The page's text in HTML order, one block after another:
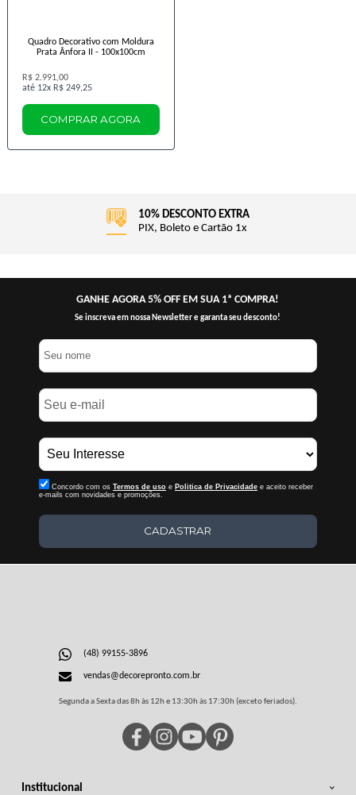
Quadro Decorativo com Moldura
Prata Ânfora II - 100x100cm
R$ 2.991,00
12x R$ 249,25
COMPRAR AGORA
10% DESCONTO EXTRA
PIX, Boleto e Cartão 1x
GANHE AGORA 5% OFF EM SUA 1ª COMPRA!
Se inscreva em nossa Newsletter e garanta seu desconto!
Concordo com os Termos de uso e Politica de Privacidadee aceito receber
e-mails com novidades e promoções.
CADASTRAR
Institucional
(48) 99155-3896
vendas@decorepronto.com.br
Segunda a Sexta das 8h às 12h e 13:30h às 17:30h (exceto feriados).